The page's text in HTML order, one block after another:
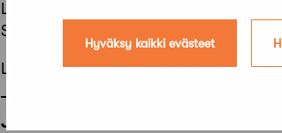
Hyväksy kaikki evästeet
Linnanniemen ideakilpailun järjestää
Suomen Maisema-arkkitehtiliitto
LisätietojaSAFAn kilpailukalenterissa.
Jaa artikkeli